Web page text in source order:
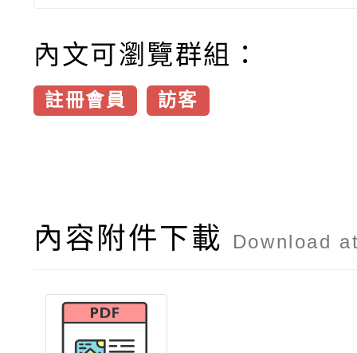
內文可瀏覽群組：
註冊會員 訪客
內容附件下載 Download